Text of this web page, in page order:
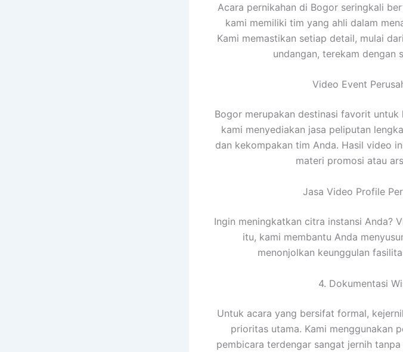
Acara pernikahan di Bogor seringkali
kami memiliki tim yang ahli dalam
Kami memastikan setiap detail, mulai
undangan, terekam dengan
Video Event
Bogor merupakan destinasi favorit untuk
kami menyediakan jasa peliputan
dan kekompakan tim Anda. Hasil video
materi promosi atau
Jasa Video Profile
Ingin meningkatkan citra instansi Anda?
itu, kami membantu Anda
menonjolkan keunggulan
4. Dokumentasi
Untuk acara yang bersifat formal,
prioritas utama. Kami menggunakan
pembicara terdengar sangat jernih